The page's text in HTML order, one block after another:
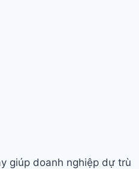
giúp doanh nghiệp dự trù